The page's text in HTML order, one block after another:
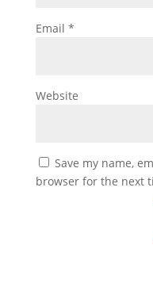
Email *
Website
Save my name,
browser for the next